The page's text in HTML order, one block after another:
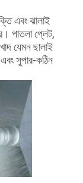
এবং ঝালাই
পাতলা প্লেট,
যেমন ছালাই
সুপার-কঠিন